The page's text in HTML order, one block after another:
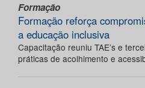
Formação
Formação reforça
a educação inclusiva
Capacitação reuniu TAE’s e
práticas de acolhimento e